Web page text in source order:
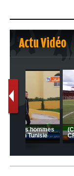
Actu Vidéo
1 2
JSK: Brahim
situation du